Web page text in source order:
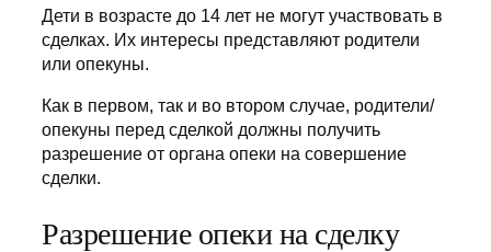
Дети в возрасте до 14 лет не могут участвовать в
сделках. Их интересы представляют родители
или опекуны.
Как в первом, так и во втором случае, родители/
опекуны перед сделкой должны получить
разрешение от органа опеки на совершение
сделки.
Разрешение опеки на сделку